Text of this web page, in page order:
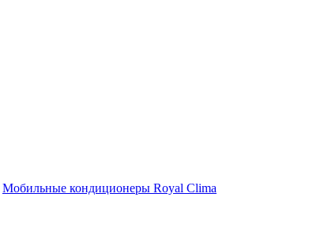
Мобильные кондиционеры Royal Clima